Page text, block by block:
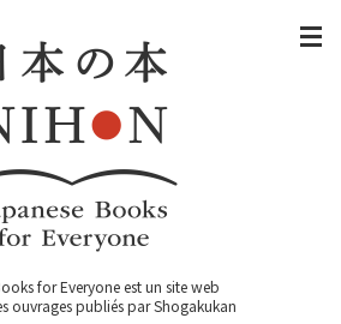
for Everyone est un site web
ouvrages publiés par Shogakukan